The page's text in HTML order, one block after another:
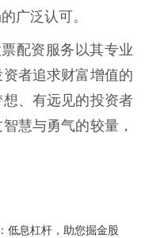
广泛认可。
配资服务以其专业
者追求财富增值的
、有远见的投资者
慧与勇气的较量，
低息杠杆，助您掘金股